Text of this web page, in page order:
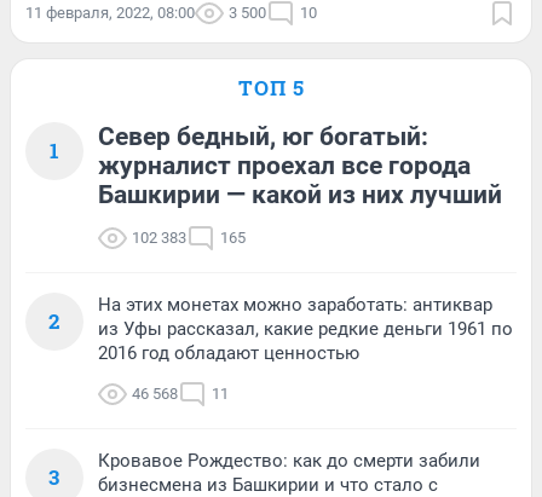
11 февраля, 2022, 08:00 3 500 10
ТОП 5
1
Север бедный, юг богатый:
журналист проехал все города
Башкирии — какой из них лучший
102 383 165
2
На этих монетах можно заработать: антиквар
из Уфы рассказал, какие редкие деньги 1961 по
2016 год обладают ценностью
46 568 11
3
Кровавое Рождество: как до смерти забили
бизнесмена из Башкирии и что стало с